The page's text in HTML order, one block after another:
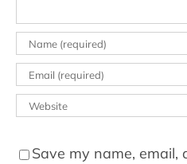
Save my name, email,